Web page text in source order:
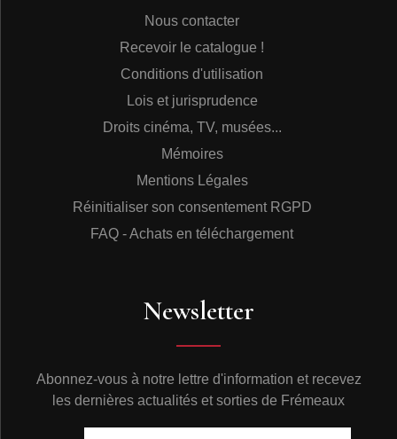
Nous contacter
Recevoir le catalogue !
Conditions d'utilisation
Lois et jurisprudence
Droits cinéma, TV, musées...
Mémoires
Mentions Légales
Réinitialiser son consentement RGPD
FAQ - Achats en téléchargement
Newsletter
Abonnez-vous à notre lettre d'information et recevez
les dernières actualités et sorties de Frémeaux